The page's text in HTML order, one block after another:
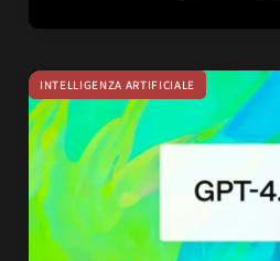
INTELLIGENZA ARTIFICIALE